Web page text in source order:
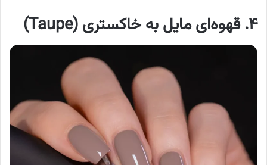
۴. قهوه‌ای مایل به خاکستری (Taupe)